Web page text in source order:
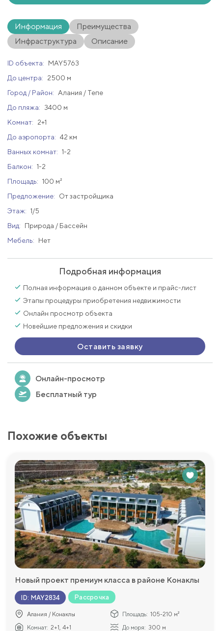
Информация
Преимущества
Инфраструктура
Описание
ID объекта:
MAY5763
До центра:
2500 м
Город / Район:
Алания / Тепе
До пляжа:
3400 м
Комнат:
2+1
До аэропорта: 42 км
Ванных комнат: 1-2
Балкон: 1-2
Площадь: 100 м²
Предложение:
От застройщика
Этаж: 1/5
Вид:
Природа / Бассейн
Мебель:
Нет
Подробная информация
Полная информация о данном объекте и прайс-лист
Этапы процедуры приобретения недвижимости
Онлайн просмотр объекта
Новейшие предложения и скидки
Оставить заявку
Онлайн-просмотр
Бесплатный тур
Похожие объекты
Новый проект премиум класса в районе Конаклы
ID: MAY2834 Рассрочка
Алания / Конаклы Площадь: 105-210 м²
Комнат: 2+1, 4+1 До моря: 300 м